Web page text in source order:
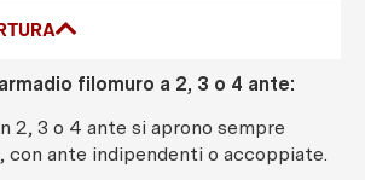
filomuro a 2, 3 o 4 ante:
2, 3 o 4 ante si aprono sempre
, con ante indipendenti o accoppiate.